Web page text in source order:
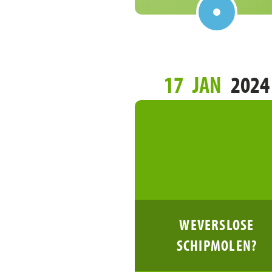
17 JAN 2024
WEVERSLOSE
SCHIPMOLEN?